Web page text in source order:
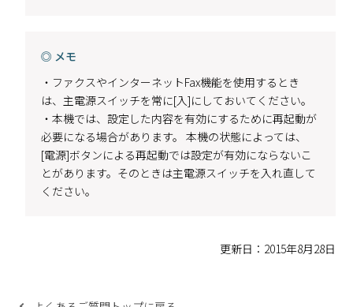
◎ メモ
・ファクスやインターネットFax機能を使用するとき
は、主電源スイッチを常に[入]にしておいてください。
・本機では、設定した内容を有効にするために再起動が
必要になる場合があります。 本機の状態によっては、
[電源]ボタンによる再起動では設定が有効にならないこ
とがあります。そのときは主電源スイッチを入れ直して
ください。
更新日：2015年8月28日